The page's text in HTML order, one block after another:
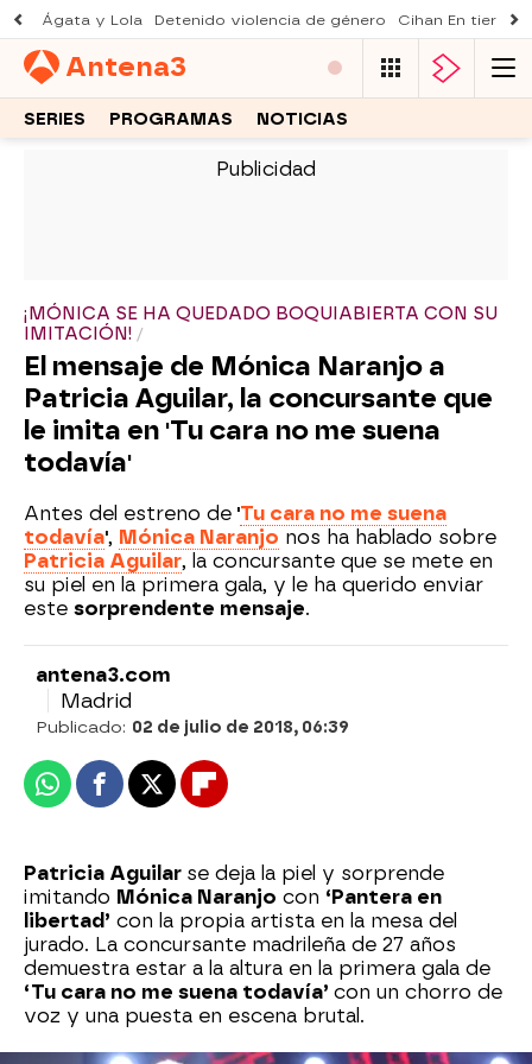
Ágata y Lola Detenido violencia de género Cihan En tierra
Antena3
SERIES PROGRAMAS NOTICIAS
¡MÓNICA SE HA QUEDADO BOQUIABIERTA CON SU
IMITACIÓN!
El mensaje de Mónica Naranjo a
Patricia Aguilar, la concursante que
le imita en 'Tu cara no me suena
todavía'
Antes del estreno de 'Tu cara no me suena
todavía', Mónica Naranjo nos ha hablado sobre
Patricia Aguilar, la concursante que se mete en
su piel en la primera gala, y le ha querido enviar
este sorprendente mensaje.
antena3.com
Madrid
Publicado: 02 de julio de 2018, 06:39
WhatsappFacebook
X Flipboard
Patricia Aguilar se deja la piel y sorprende
imitando Mónica Naranjo con ‘Pantera en
libertad’ con la propia artista en la mesa del
jurado. La concursante madrileña de 27 años
demuestra estar a la altura en la primera gala de
‘Tu cara no me suena todavía’ con un chorro de
voz y una puesta en escena brutal.